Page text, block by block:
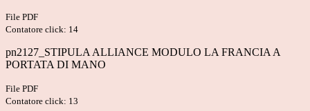
File PDF
Contatore click: 14
pn2127_STIPULA ALLIANCE MODULO LA FRANCIA A
PORTATA DI MANO
File PDF
Contatore click: 13